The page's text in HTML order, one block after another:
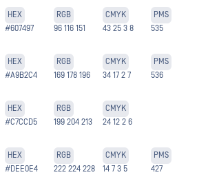
HEX
#607497
RGB
96 116 151
CMYK
43 25 3 8
PMS
535
HEX
#A9B2C4
RGB
169 178 196
CMYK
34 17 2 7
PMS
536
HEX
#C7CCD5
RGB
199 204 213
CMYK
24 12 2 6
HEX
#DEE0E4
RGB
222 224 228
CMYK
14 7 3 5
PMS
427